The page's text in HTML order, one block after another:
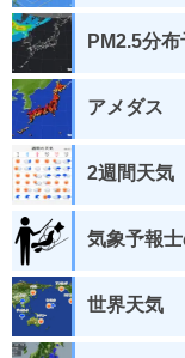
PM2.5分布
アメダス
2週間天気
気象予報
世界天気